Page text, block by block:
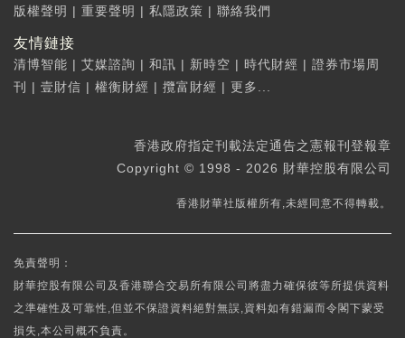
版權聲明 | 重要聲明 | 私隱政策 | 聯絡我們
友情鏈接
清博智能 | 艾媒諮詢 | 和訊 | 新時空 | 時代財經 | 證券市場周
刊
| 壹財信 | 權衡財經 | 攬富財經 | 更多...
香港政府指定刊載法定通告之憲報刊登報章
Copyright © 1998 - 2026 財華控股有限公司
香港財華社版權所有,未經同意不得轉載。
免責聲明：
財華控股有限公司及香港聯合交易所有限公司將盡力確保彼等所提供資料
之準確性及可靠性,但並不保證資料絕對無誤,資料如有錯漏而令閣下蒙受
損失,本公司概不負責。